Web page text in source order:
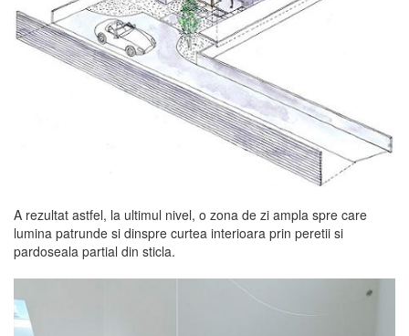
A rezultat astfel, la ultimul nivel, o zona de zi ampla spre care
lumina patrunde si dinspre curtea interioara prin peretii si
pardoseala partial din sticla.